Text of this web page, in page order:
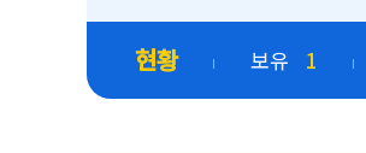
현황 보유 1